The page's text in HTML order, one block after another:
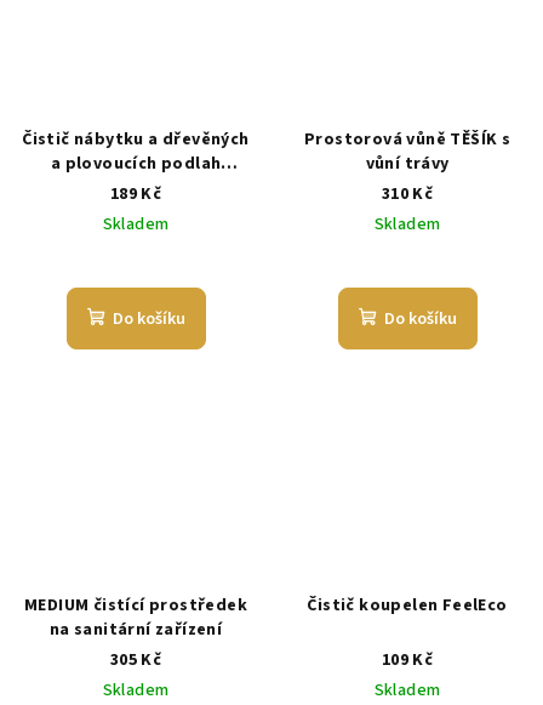
Čistič nábytku a dřevěných
a plovoucích podlah
Balzamína
189 Kč
Skladem
Do košíku
Prostorová vůně TĚŠÍK s
vůní trávy
310 Kč
Skladem
Do košíku
MEDIUM čistící prostředek
na sanitární zařízení
305 Kč
Skladem
Čistič koupelen FeelEco
109 Kč
Skladem